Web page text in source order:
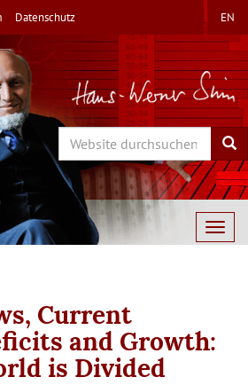
Datenschutz EN
Search
Current
and Growth:
is Divided